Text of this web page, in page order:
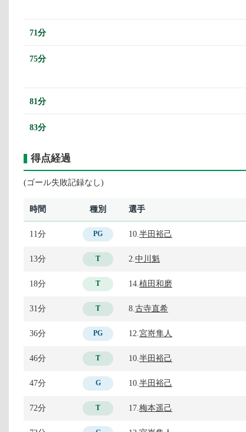
71分
75分
81分
83分
得点経過
(ゴール失敗記録なし)
時間 種別 選手
11分 PG 10. 半田裕己
13分 T 2. 中川魁
18分 T 14. 植田和磨
31分 T 8. 古寺直希
36分 PG 12. 宮嵜隼人
46分 T 10. 半田裕己
47分 G 10. 半田裕己
72分 T 17. 梅本遥己